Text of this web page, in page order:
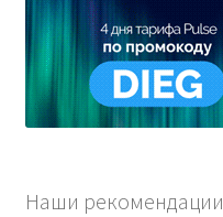
Наши рекомендации